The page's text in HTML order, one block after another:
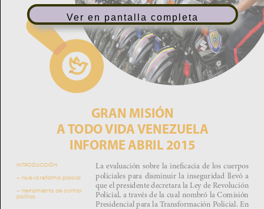
Ver en pantalla completa